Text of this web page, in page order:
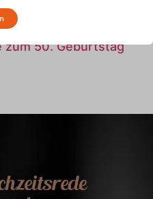
zum 50. Geburtstag
zum 50. Geburtstag